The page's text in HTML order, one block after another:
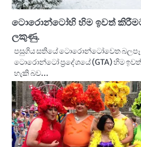
ටොරොන්ටෝහි හිම ඉවත්
ලකුණු.
පසුගිය සතියේ ටොරොන්ටෝවෙත
ටොරොන්ටෝ ප්‍රදේශයේ (GTA) හිම
හැකි බව…